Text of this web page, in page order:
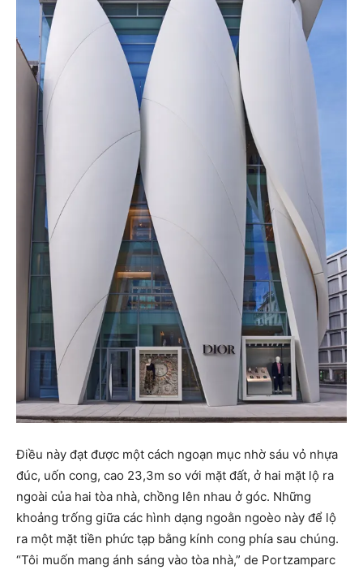
Điều này đạt được một cách ngoạn mục nhờ sáu vỏ nhựa
đúc, uốn cong, cao 23,3m so với mặt đất, ở hai mặt lộ ra
ngoài của hai tòa nhà, chồng lên nhau ở góc. Những
khoảng trống giữa các hình dạng ngoằn ngoèo này để lộ
ra một mặt tiền phức tạp bằng kính cong phía sau chúng.
“Tôi muốn mang ánh sáng vào tòa nhà,” de Portzamparc